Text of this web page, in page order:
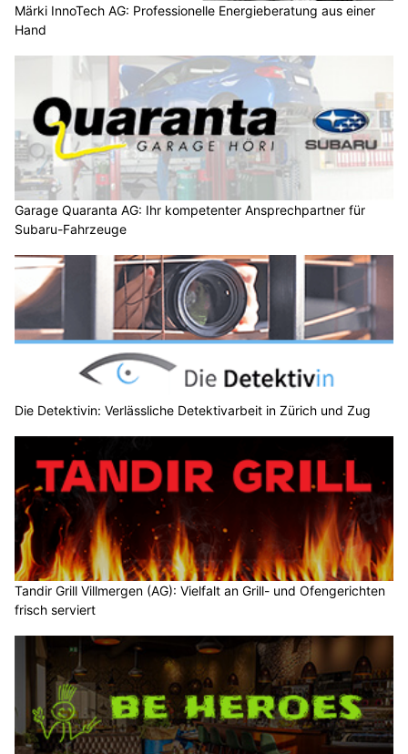
Märki InnoTech AG: Professionelle Energieberatung aus einer
Hand
Garage Quaranta AG: Ihr kompetenter Ansprechpartner für
Subaru-Fahrzeuge
Die Detektivin: Verlässliche Detektivarbeit in Zürich und Zug
Tandir Grill Villmergen (AG): Vielfalt an Grill- und Ofengerichten
frisch serviert